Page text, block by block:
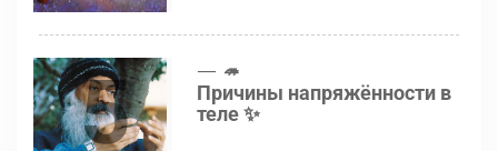
5 🦔
Причины напряжённости в
теле ✨